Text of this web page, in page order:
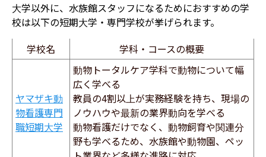
大学以外に、水族館スタッフになるためにおすすめの学
校は以下の短期大学・専門学校が挙げられます。
学校名
学科・コースの概要
ヤマザキ動
物看護専門
職短期大学
動物トータルケア学科で動物について幅
広く学べる
教員の4割以上が実務経験を持ち、現場の
ノウハウや最新の業界動向を学べる
動物看護だけでなく、動物飼育や関連分
野も学べるため、水族館や動物園、ペッ